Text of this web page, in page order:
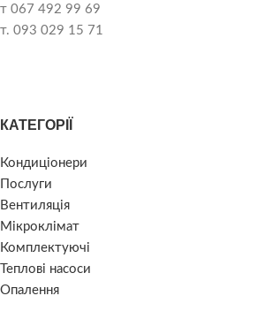
т 067 492 99 69
т. 093 029 15 71
КАТЕГОРІЇ
Кондиціонери
Послуги
Вентиляція
Мікроклімат
Комплектуючі
Теплові насоси
Опалення